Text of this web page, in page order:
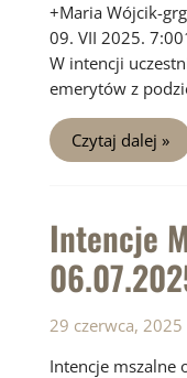
+Maria Wójcik-
09. VII 2025.
W intencji
emerytów z
Intencje
Mszalne
07.07
Czytaj dalej »
Intencje
29 czerwca, 2025
Intencje mszalne